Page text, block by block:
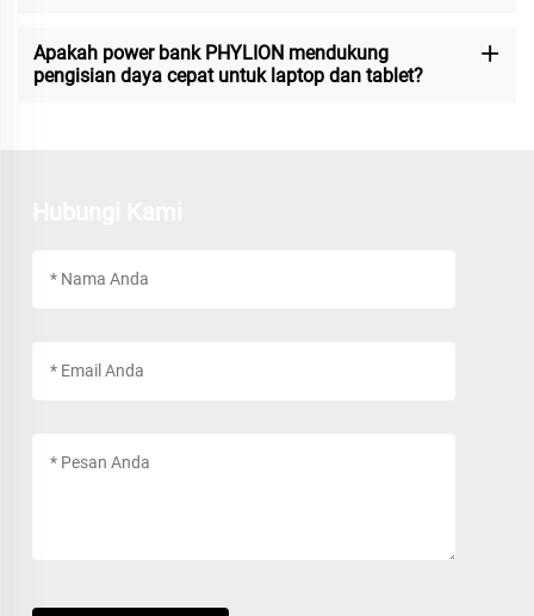
Apakah power bank PHYLION mendukung
pengisian daya cepat untuk laptop dan tablet?